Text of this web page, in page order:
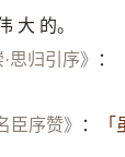
大 的。
思归引序》 ：
臣序赞》
：